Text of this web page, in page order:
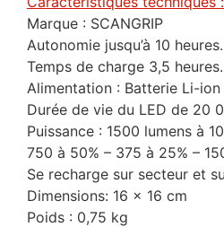
Marque : SCANGRIP
Autonomie jusqu’à 10 heures.
Temps de charge 3,5 heures.
Alimentation : Batterie Li-
Durée de vie du LED de 20
Puissance : 1500 lumens à
750 à 50% – 375 à 25% –
Se recharge sur secteur et
Dimensions: 16 x 16 cm
Poids : 0,75 kg